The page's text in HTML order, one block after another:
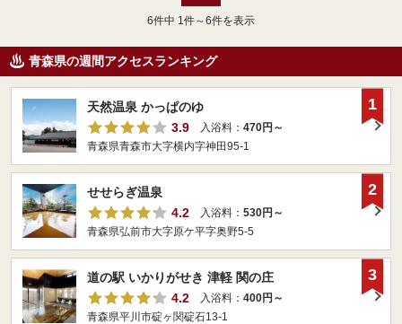
6件中 1件～6件を表示
青森県の週間アクセスランキング
天然温泉 かっぱのゆ
3.9
入浴料： 470円～
青森県青森市大字横内字神田95-1
1
せせらぎ温泉
4.2
入浴料： 530円～
青森県弘前市大字原ケ平字奥野5-5
2
道の駅 いかりがせき 津軽 関の庄
4.2
入浴料： 400円～
青森県平川市碇ヶ関碇石13-1
3